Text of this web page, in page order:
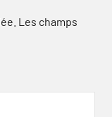
Les champs